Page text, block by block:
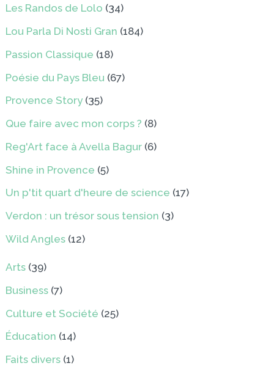
Les Randos de Lolo (34)
Lou Parla Di Nosti Gran (184)
Passion Classique (18)
Poésie du Pays Bleu (67)
Provence Story (35)
Que faire avec mon corps ? (8)
Reg'Art face à Avella Bagur (6)
Shine in Provence (5)
Un p'tit quart d'heure de science (17)
Verdon : un trésor sous tension (3)
Wild Angles (12)
Arts (39)
Business (7)
Culture et Société (25)
Éducation (14)
Faits divers (1)